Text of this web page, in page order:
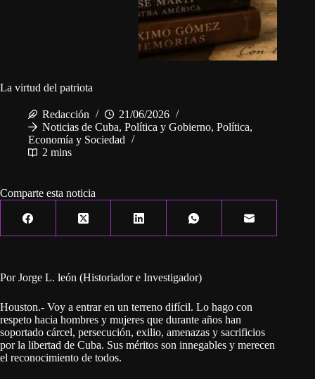
La virtud del patriota
Redacción
21/06/2026
Noticias de Cuba, Política y Gobierno, Política,
Economía y Sociedad
2 mins
Comparte esta noticia
Por Jorge L. león (Historiador e Investigador)
Houston.- Voy a entrar en un terreno difícil. Lo hago con
respeto hacia hombres y mujeres que durante años han
soportado cárcel, persecución, exilio, amenazas y sacrificios
por la libertad de Cuba. Sus méritos son innegables y merecen
el reconocimiento de todos.